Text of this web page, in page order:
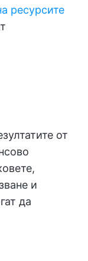
ресурсите
от
и
да